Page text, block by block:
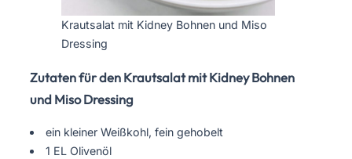
Krautsalat mit Kidney Bohnen und Miso
Dressing
Zutaten für den Krautsalat mit Kidney Bohnen
und Miso Dressing
ein kleiner Weißkohl, fein gehobelt
1 EL Olivenöl